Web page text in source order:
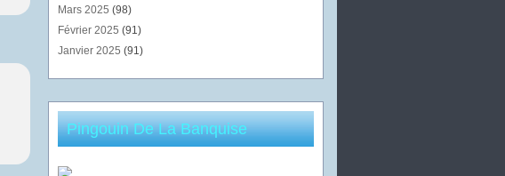
Mars 2025 (98)
Février 2025 (91)
Janvier 2025 (91)
Pingouin De La Banquise